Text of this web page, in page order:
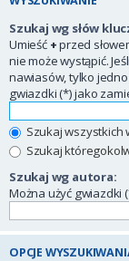
Szukaj wg słów
Umieść +przed
nie może wystąpić.
nawiasów, tylko jedno
gwiazdki (*) jako
Szukaj
Szukaj
Szukaj wg autora:
Można użyć gwiazdki
OPCJE